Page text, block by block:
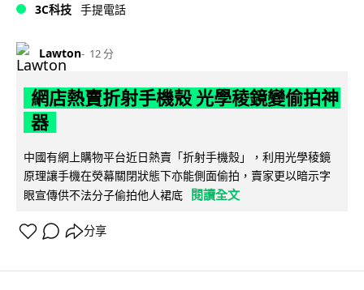
3C科技 手提電話
Lawton 12 分
網店熱賣折射手機殼 光學稜鏡變偷拍神
器
中國有網上購物平台近日熱賣「折射手機殼」，利用光學稜鏡
原理讓手機在熒幕關閉狀態下亦能側面偷拍，賣家更以暗示字
眼宣傳供不法分子偷拍他人裙底 閱讀全文
分享